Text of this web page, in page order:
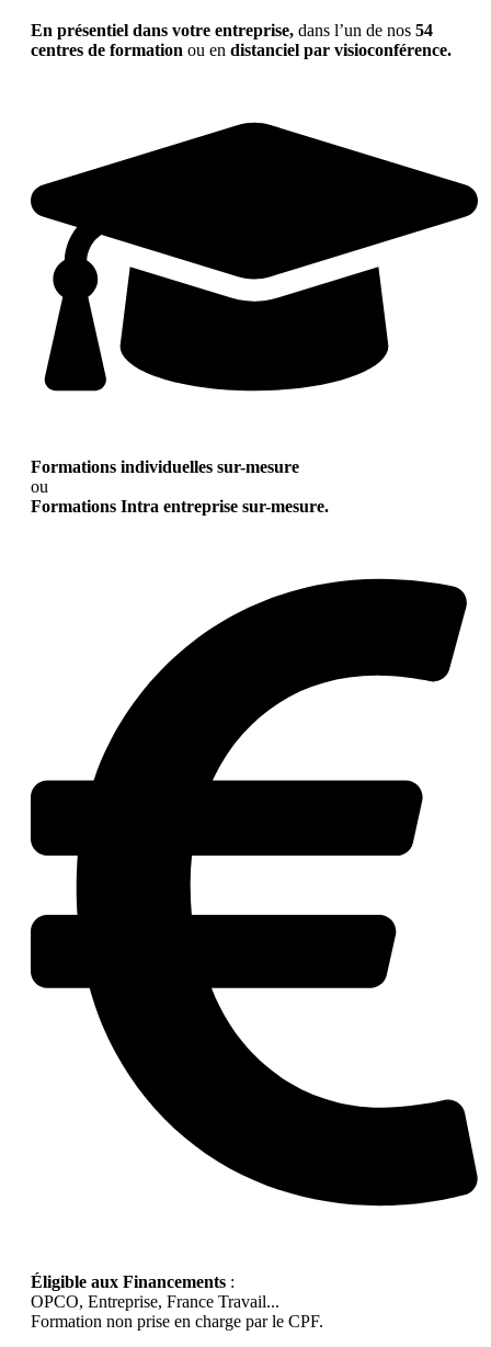
En présentiel dans votre entreprise, dans l’un de nos 54
centres de formation ou en distanciel par visioconférence.
Formations individuelles sur-mesure
ou
Formations Intra entreprise sur-mesure.
Éligible aux Financements :
OPCO, Entreprise, France Travail...
Formation non prise en charge par le CPF.